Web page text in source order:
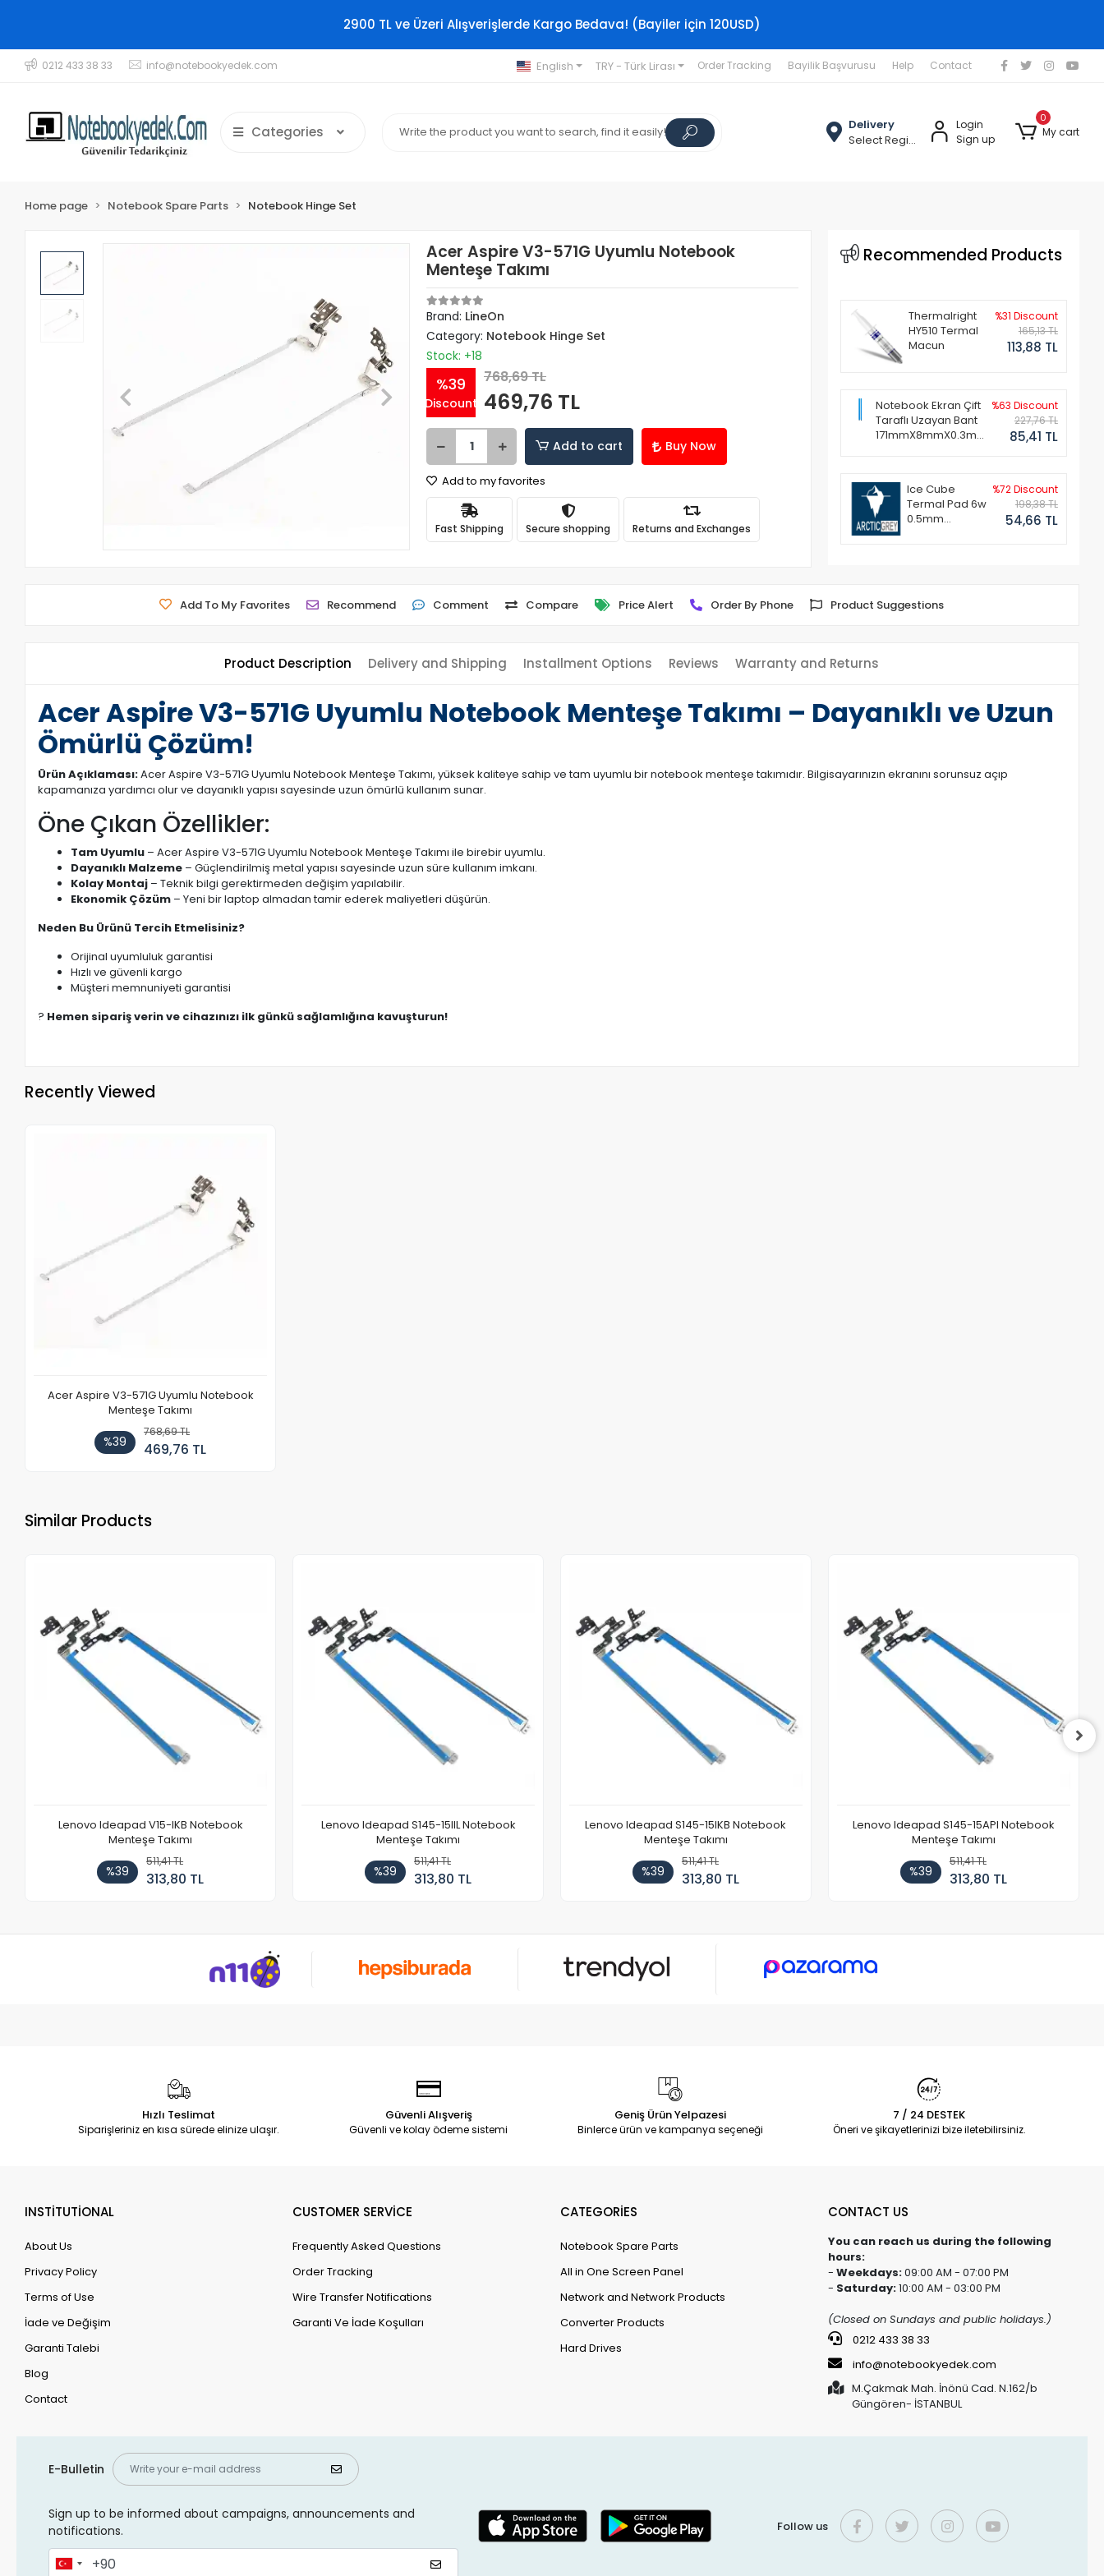
2900 TL ve Üzeri Alışverişlerde Kargo Bedava! (Bayiler için 120USD)
0212 433 38 33 info@notebookyedek.com English TRY - Türk Lirası Order Tracking Bayilik Başvurusu Help Contact
Categories
Delivery
Select Region
Login
Sign up
0
My cart
Home page Notebook Spare Parts Notebook Hinge Set
Acer Aspire V3-571G Uyumlu Notebook
Menteşe Takımı
Brand: LineOn
Category: Notebook Hinge Set
Stock: +18
%39
Discount
768,69 TL
469,76 TL
Add to cart Buy Now
Add to my favorites
Fast Shipping Secure shopping Returns and Exchanges
Recommended Products
Thermalright
HY510 Termal
Macun
%31 Discount
165,13 TL
113,88 TL
Notebook Ekran Çift
Taraflı Uzayan Bant
171mmX8mmX0.3mm
%63 Discount
227,76 TL
85,41 TL
Ice Cube
Termal Pad 6w
0.5mm
%72 Discount
198,38 TL
54,66 TL
Add To My Favorites Recommend Comment Compare Price Alert Order By Phone Product Suggestions
Product Description Delivery and Shipping Installment Options Reviews Warranty and Returns
Acer Aspire V3-571G Uyumlu Notebook Menteşe Takımı – Dayanıklı ve Uzun
Ömürlü Çözüm!
Ürün Açıklaması:Acer Aspire V3-571G Uyumlu Notebook Menteşe Takımı, yüksek kaliteye sahip ve tam uyumlu bir notebook menteşe takımıdır. Bilgisayarınızın ekranını sorunsuz açıp
kapamanıza yardımcı olur ve dayanıklı yapısı sayesinde uzun ömürlü kullanım sunar.
Öne Çıkan Özellikler:
Tam Uyumlu – Acer Aspire V3-571G Uyumlu Notebook Menteşe Takımı ile birebir uyumlu.
Dayanıklı Malzeme – Güçlendirilmiş metal yapısı sayesinde uzun süre kullanım imkanı.
Kolay Montaj – Teknik bilgi gerektirmeden değişim yapılabilir.
Ekonomik Çözüm – Yeni bir laptop almadan tamir ederek maliyetleri düşürün.
Neden Bu Ürünü Tercih Etmelisiniz?
Orijinal uyumluluk garantisi
Hızlı ve güvenli kargo
Müşteri memnuniyeti garantisi
? Hemen sipariş verin ve cihazınızı ilk günkü sağlamlığına kavuşturun!
Recently Viewed
Acer Aspire V3-571G Uyumlu Notebook
Menteşe Takımı
%39
768,69 TL
469,76 TL
Similar Products
Lenovo Ideapad V15-IKB Notebook
Menteşe Takımı
%39
511,41 TL
313,80 TL
Lenovo Ideapad S145-15IIL Notebook
Menteşe Takımı
%39
511,41 TL
313,80 TL
Lenovo Ideapad S145-15IKB Notebook
Menteşe Takımı
%39
511,41 TL
313,80 TL
Lenovo Ideapad S145-15API Notebook
Menteşe Takımı
%39
511,41 TL
313,80 TL
Hızlı Teslimat
Siparişleriniz en kısa sürede elinize ulaşır.
Güvenli Alışveriş
Güvenli ve kolay ödeme sistemi
Geniş Ürün Yelpazesi
Binlerce ürün ve kampanya seçeneği
7 / 24 DESTEK
Öneri ve şikayetlerinizi bize iletebilirsiniz.
INSTİTUTİONAL
About Us
Privacy Policy
Terms of Use
İade ve Değişim
Garanti Talebi
Blog
Contact
CUSTOMER SERVİCE
Frequently Asked Questions
Order Tracking
Wire Transfer Notifications
Garanti Ve İade Koşulları
CATEGORİES
Notebook Spare Parts
All in One Screen Panel
Network and Network Products
Converter Products
Hard Drives
CONTACT US
You can reach us during the following
hours:
- Weekdays:09:00 AM - 07:00 PM
- Saturday:10:00 AM - 03:00 PM
(Closed on Sundays and public holidays.)
0212 433 38 33
info@notebookyedek.com
M.Çakmak Mah. İnönü Cad. N.162/b
Güngören- İSTANBUL
E-Bulletin
Sign up to be informed about campaigns, announcements and
notifications.
Follow us